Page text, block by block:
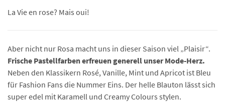
La Vie en rose? Mais oui!
Aber nicht nur Rosa macht uns in dieser Saison viel „Plaisir“.
Frische Pastellfarben erfreuen generell unser Mode-Herz.
Neben den Klassikern Rosé, Vanille, Mint und Apricot ist Bleu
für Fashion Fans die Nummer Eins. Der helle Blauton lässt sich
super edel mit Karamell und Creamy Colours stylen.